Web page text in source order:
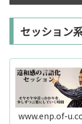
セッション
www.enp.of-